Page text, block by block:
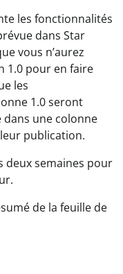
les fonctionnalités
dans Star
vous n’aurez
1.0 pour en faire
les
1.0 seront
une colonne
publication.
deux semaines pour
de la feuille de